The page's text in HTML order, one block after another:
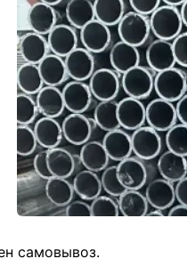
самовывоз.